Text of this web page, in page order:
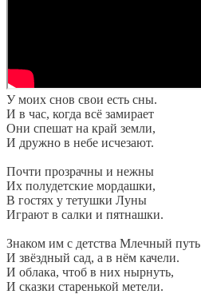
У моих снов свои есть сны.
И в час, когда всё замирает
Они спешат на край земли,
И дружно в небе исчезают.
Почти прозрачны и нежны
Их полудетские мордашки,
В гостях у тетушки Луны
Играют в салки и пятнашки.
Знаком им с детства Млечный путь
И звёздный сад, а в нём качели.
И облака, чтоб в них нырнуть,
И сказки старенькой метели.